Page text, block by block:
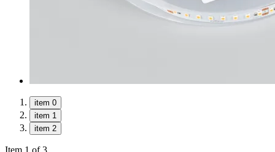
item 0
item 1
item 2
Item 1 of 3